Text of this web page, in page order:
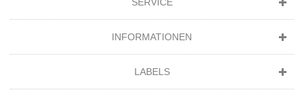
INFORMATIONEN
LABELS